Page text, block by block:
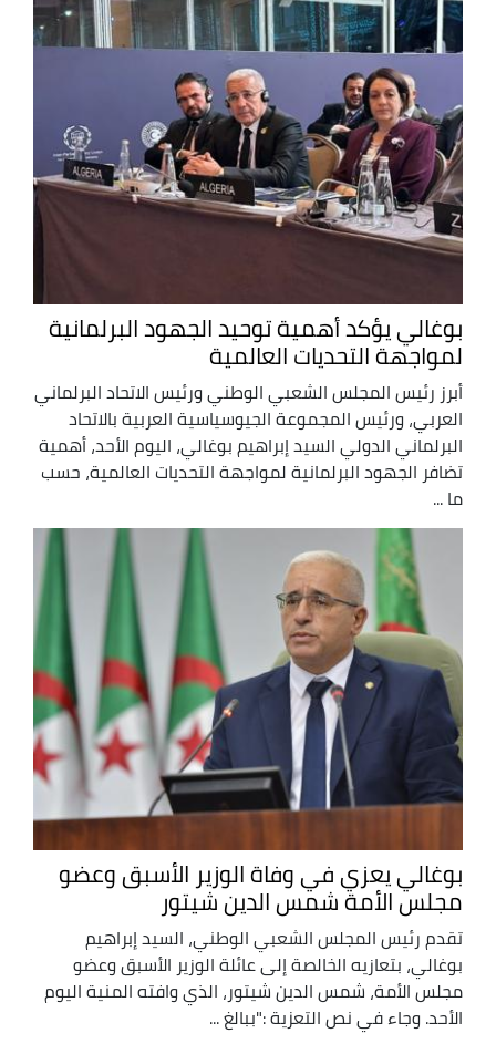
بوغالي يؤكد أهمية توحيد الجهود البرلمانية
لمواجهة التحديات العالمية
أبرز رئيس المجلس الشعبي الوطني ورئيس الاتحاد البرلماني
العربي، ورئيس المجموعة الجيوسياسية العربية بالاتحاد
البرلماني الدولي السيد إبراهيم بوغالي، اليوم الأحد، أهمية
تضافر الجهود البرلمانية لمواجهة التحديات العالمية، حسب
ما ...
بوغالي يعزي في وفاة الوزير الأسبق وعضو
مجلس الأمة شمس الدين شيتور
تقدم رئيس المجلس الشعبي الوطني، السيد إبراهيم
بوغالي، بتعازيه الخالصة إلى عائلة الوزير الأسبق وعضو
مجلس الأمة، شمس الدين شيتور، الذي وافته المنية اليوم
الأحد. وجاء في نص التعزية :"ببالغ ...